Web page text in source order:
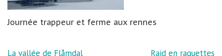
Journée trappeur et ferme aux rennes
Navigation
La vallée de Flåmdal Raid en raquettes